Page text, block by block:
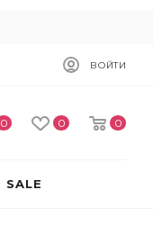
ВОЙТИ
0 0 0
SALE